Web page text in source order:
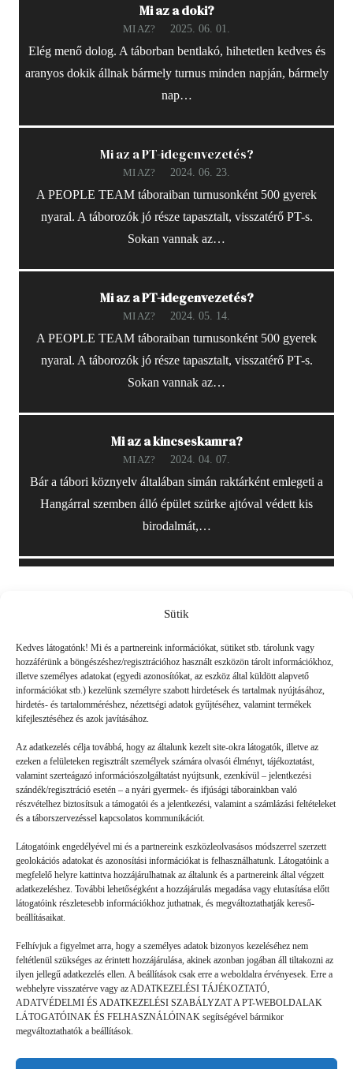
Sütik
Kedves látogatónk! Mi és a partnereink információkat, sütiket stb. tárolunk vagy
hozzáférünk a böngészéshez/regisztrációhoz használt eszközön tárolt információkhoz,
illetve személyes adatokat (egyedi azonosítókat, az eszköz által küldött alapvető
információkat stb.) kezelünk személyre szabott hirdetések és tartalmak nyújtásához,
hirdetés- és tartalomméréshez, nézettségi adatok gyűjtéséhez, valamint termékek
kifejlesztéséhez és azok javításához.
Az adatkezelés célja továbbá, hogy az általunk kezelt site-okra látogatók, illetve az
ezeken a felületeken regisztrált személyek számára olvasói élményt, tájékoztatást,
valamint szerteágazó információszolgáltatást nyújtsunk, ezenkívül – jelentkezési
szándék/regisztráció esetén – a nyári gyermek- és ifjúsági táborainkban való
részvételhez biztosítsuk a támogatói és a jelentkezési, valamint a számlázási feltételeket
és a táborszervezéssel kapcsolatos kommunikációt.
Látogatóink engedélyével mi és a partnereink eszközleolvasásos módszerrel szerzett
geolokációs adatokat és azonosítási információkat is felhasználhatunk. Látogatóink a
megfelelő helyre kattintva hozzájárulhatnak az általunk és a partnereink által végzett
adatkezeléshez. További lehetőségként a hozzájárulás megadása vagy elutasítása előtt
látogatóink részletesebb információkhoz juthatnak, és megváltoztathatják kereső-
beállításaikat.
Felhívjuk a figyelmet arra, hogy a személyes adatok bizonyos kezeléséhez nem
feltétlenül szükséges az érintett hozzájárulása, akinek azonban jogában áll tiltakozni az
ilyen jellegű adatkezelés ellen. A beállítások csak erre a weboldalra érvényesek. Erre a
webhelyre visszatérve vagy az ADATKEZELÉSI TÁJÉKOZTATÓ,
ADATVÉDELMI ÉS ADATKEZELÉSI SZABÁLYZAT A PT-WEBOLDALAK
LÁTOGATÓINAK ÉS FELHASZNÁLÓINAK segítségével bármikor
megváltoztathatók a beállítások.
Mi az a doki?
MI AZ? 2025. 06. 01.
Elég menő dolog. A táborban bentlakó, hihetetlen kedves és
aranyos dokik állnak bármely turnus minden napján, bármely
nap…
Mi az a PT-idegenvezetés?
MI AZ? 2024. 06. 23.
A PEOPLE TEAM táboraiban turnusonként 500 gyerek
nyaral. A táborozók jó része tapasztalt, visszatérő PT-s.
Sokan vannak az…
Mi az a PT-idegenvezetés?
MI AZ? 2024. 05. 14.
A PEOPLE TEAM táboraiban turnusonként 500 gyerek
nyaral. A táborozók jó része tapasztalt, visszatérő PT-s.
Sokan vannak az…
Mi az a kincseskamra?
MI AZ? 2024. 04. 07.
Bár a tábori köznyelv általában simán raktárként emlegeti a
Hangárral szemben álló épület szürke ajtóval védett kis
birodalmát,…
Friss
Volt gyors megoldás
GYEREKSZEM
B. L. élményei: Ha valaki rosszul lett, vagy valami gondja
akadt, a mókusok azonnal segítettek. (Ebben a táborban a
mókusok a táboroztatók.) Láttam olyat is, hogy valaki nem jött
ki…